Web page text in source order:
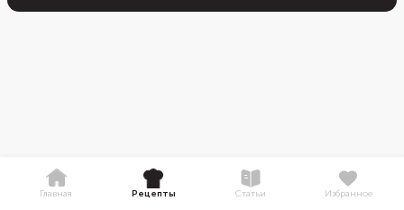
Главная Рецепты Статьи Избранное